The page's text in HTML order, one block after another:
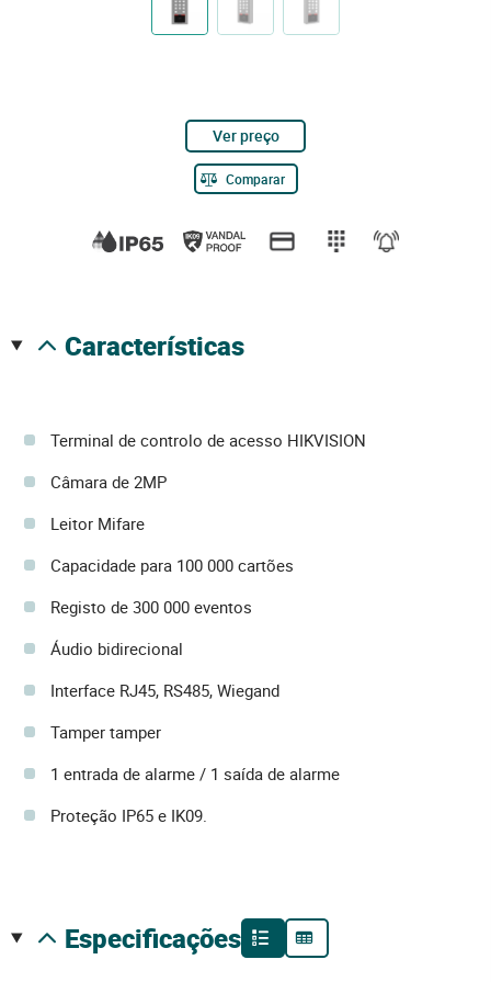
Ver preço
Comparar
características
Terminal de controlo de acesso HIKVISION
Câmara de 2MP
Leitor Mifare
Capacidade para 100 000 cartões
Registo de 300 000 eventos
Áudio bidirecional
Interface RJ45, RS485, Wiegand
Tamper tamper
1 entrada de alarme / 1 saída de alarme
Proteção IP65 e IK09.
especificações